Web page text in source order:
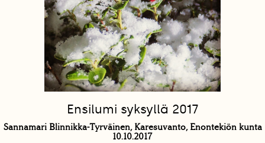
Ensilumi syksyllä 2017
Sannamari Blinnikka-Tyrväinen, Karesuvanto, Enontekiön kunta
10.10.2017